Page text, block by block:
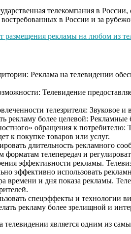
телекомпания в
востребованных в России и за
размещения рекламы на любом из
Реклама на телевидении
Телевидение
телезрителя: Звуковое
рекламу более целевой:
обращения к потребителю:
к покупке товаров или услуг.
длительность рекламного
телепередач и
эффективности рекламы.
эффективно использовать
времени и дня показа рекламы.
спецэффекты и технологии
рекламу более зрелищной и
телевидении является одним из